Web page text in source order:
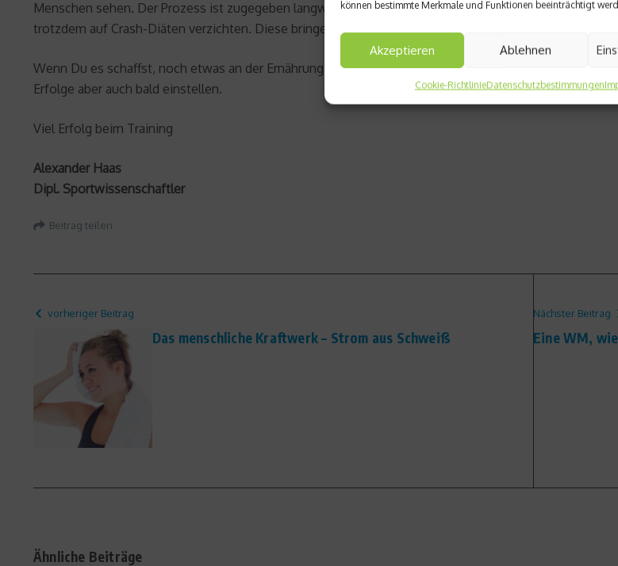
können bestimmte Merkmale und Funktionen beeinträchtigt
Akzeptieren Ablehnen
Cookie-RichtlinieDatenschutzbestimmungen
Menschen sehen. Der Prozess ist zugegeben langwierig und kann auch etwas mühsam sein. Aber
trotzdem auf Crash-Diäten verzichten. Diese bringen nur kurzfristigen Erfolg und führen auf lange Sicht
Wenn Du es schaffst, noch etwas an der Ernährung zu feilen und etwas mehr Sport zu treiben, z.B.
Erfolge aber auch bald einstellen.
Viel Erfolg beim Training
Alexander Haas
Dipl. Sportwissenschaftler
Beitrag teilen
vorheriger Beitrag
Das menschliche Kraftwerk – Strom aus Schweiß
Nächster Beitrag
Eine WM,
Ähnliche Beiträge